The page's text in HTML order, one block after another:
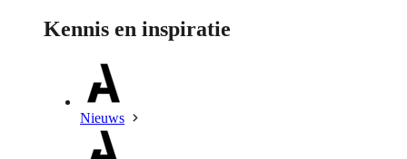
Kennis en inspiratie
Nieuws